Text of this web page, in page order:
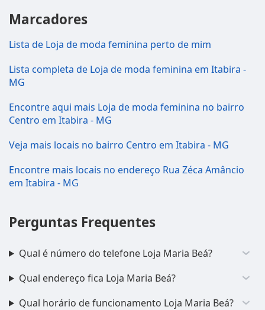
Marcadores
Lista de Loja de moda feminina perto de mim
Lista completa de Loja de moda feminina em Itabira -
MG
Encontre aqui mais Loja de moda feminina no bairro
Centro em Itabira - MG
Veja mais locais no bairro Centro em Itabira - MG
Encontre mais locais no endereço Rua Zéca Amâncio
em Itabira - MG
Perguntas Frequentes
Qual é número do telefone Loja Maria Beá?
Qual endereço fica Loja Maria Beá?
Qual horário de funcionamento Loja Maria Beá?